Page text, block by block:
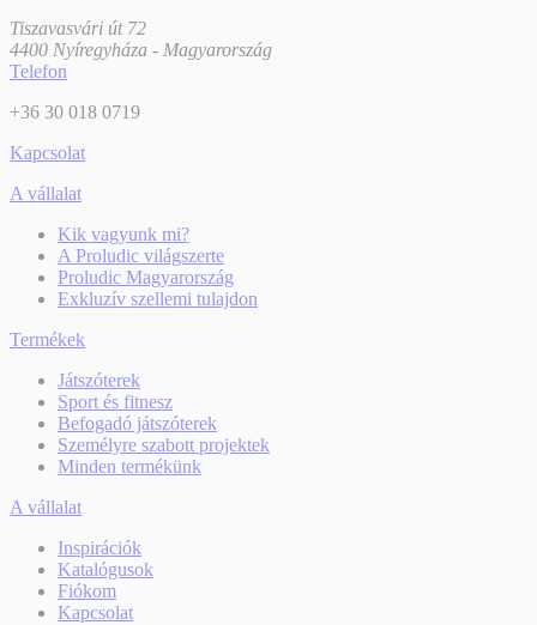
Tiszavasvári út 72
4400 Nyíregyháza - Magyarország
Telefon
+36 30 018 0719
Kapcsolat
A vállalat
Kik vagyunk mi?
A Proludic világszerte
Proludic Magyarország
Exkluzív szellemi tulajdon
Termékek
Játszóterek
Sport és fitnesz
Befogadó játszóterek
Személyre szabott projektek
Minden termékünk
A vállalat
Inspirációk
Katalógusok
Fiókom
Kapcsolat